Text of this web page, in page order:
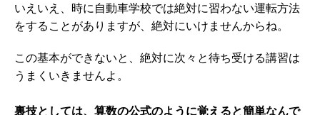
いえいえ、時に自動車学校では絶対に習わない運転方法
をすることがありますが、絶対にいけませんからね。
この基本ができないと、絶対に次々と待ち受ける講習は
うまくいきませんよ。
裏技としては、算数の公式のように覚えると簡単なんで